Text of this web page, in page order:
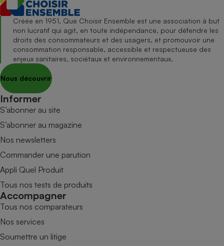
Créée en 1951, Que Choisir Ensemble est une association à but
non lucratif qui agit, en toute indépendance, pour défendre les
droits des consommateurs et des usagers, et promouvoir une
consommation responsable, accessible et respectueuse des
enjeux sanitaires, sociétaux et environnementaux.
Nous découvrir
Informer
S’abonner au site
S’abonner au magazine
Nos newsletters
Commander une parution
Appli Quel Produit
Tous nos tests de produits
Accompagner
Tous nos comparateurs
Nos services
Soumettre un litige